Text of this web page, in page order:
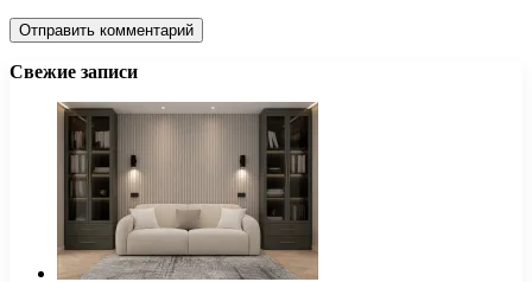
Свежие записи